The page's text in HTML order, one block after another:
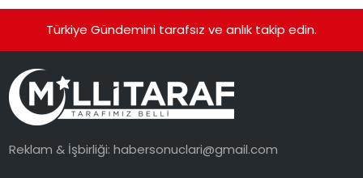
Türkiye Gündemini tarafsız ve anlık takip edin.
Reklam & İşbirliği:habersonuclari@gmail.com